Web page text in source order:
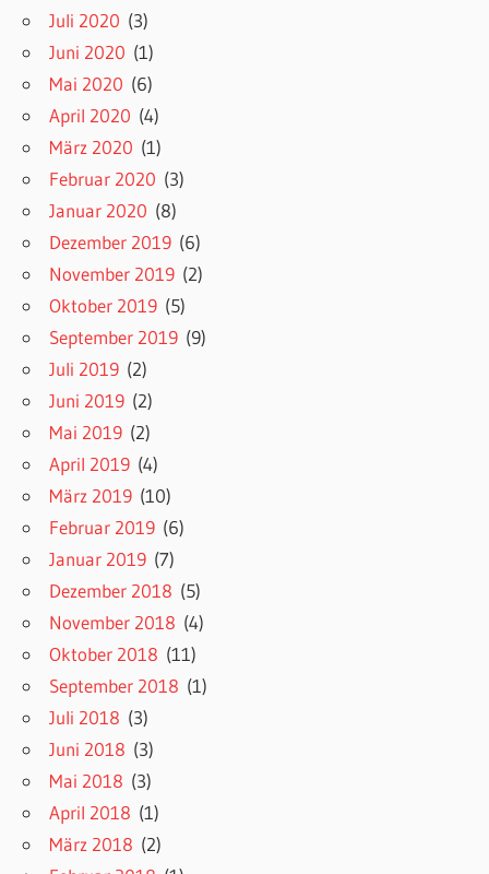
Juli 2020 (3)
Juni 2020 (1)
Mai 2020 (6)
April 2020 (4)
März 2020 (1)
Februar 2020 (3)
Januar 2020 (8)
Dezember 2019 (6)
November 2019 (2)
Oktober 2019 (5)
September 2019 (9)
Juli 2019 (2)
Juni 2019 (2)
Mai 2019 (2)
April 2019 (4)
März 2019 (10)
Februar 2019 (6)
Januar 2019 (7)
Dezember 2018 (5)
November 2018 (4)
Oktober 2018 (11)
September 2018 (1)
Juli 2018 (3)
Juni 2018 (3)
Mai 2018 (3)
April 2018 (1)
März 2018 (2)